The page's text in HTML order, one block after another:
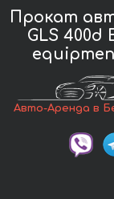
Прокат
GLS 400d
Авто-Аренда в